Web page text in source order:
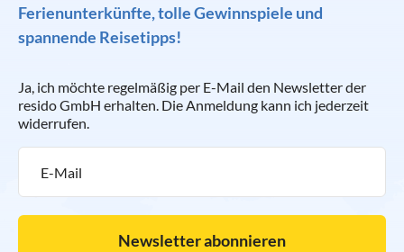
Ferienunterkünfte, tolle Gewinnspiele und
spannende Reisetipps!
Ja, ich möchte regelmäßig per E-Mail den Newsletter der
resido GmbH erhalten. Die Anmeldung kann ich jederzeit
widerrufen.
Newsletter abonnieren